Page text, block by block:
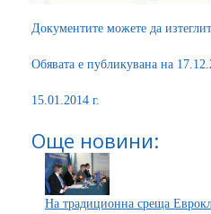
Документите можете да
Обявата е публикувана на
15.01.2014 г.
Още новини:
На традиционна среща